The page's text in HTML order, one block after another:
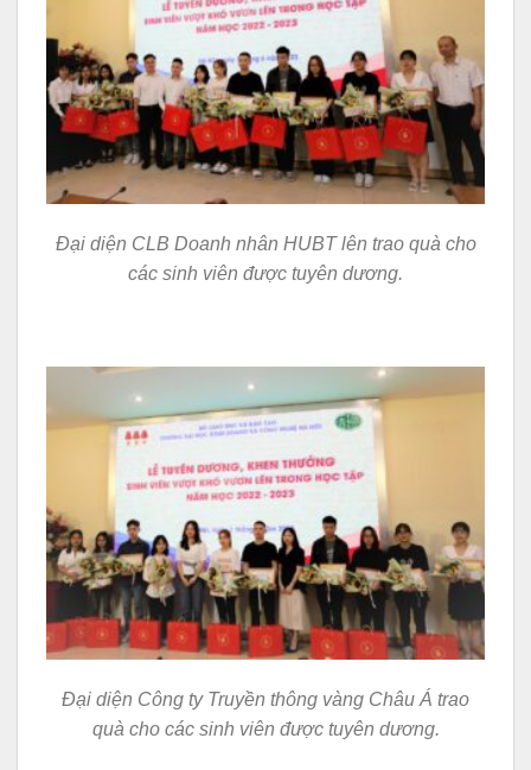
Đại diện CLB Doanh nhân HUBT lên trao quà cho
các sinh viên được tuyên dương.
Đại diện Công ty Truyền thông vàng Châu Á trao
quà cho các sinh viên được tuyên dương.